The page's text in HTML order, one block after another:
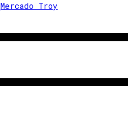
Mercado Troy